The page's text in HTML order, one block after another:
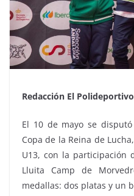
Redacción El
El 10 de mayo se
Copa de la Reina de
U13, con la participación
Lluita Camp de
medallas: dos platas y un